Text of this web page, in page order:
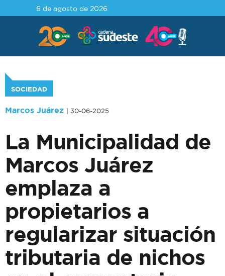
6 de agosto de 2026
SOCIEDAD
Marcos Juárez | 30-06-2025
La Municipalidad de
Marcos Juárez
emplaza a
propietarios a
regularizar situación
tributaria de nichos